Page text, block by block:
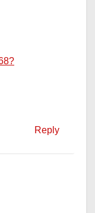
Reply